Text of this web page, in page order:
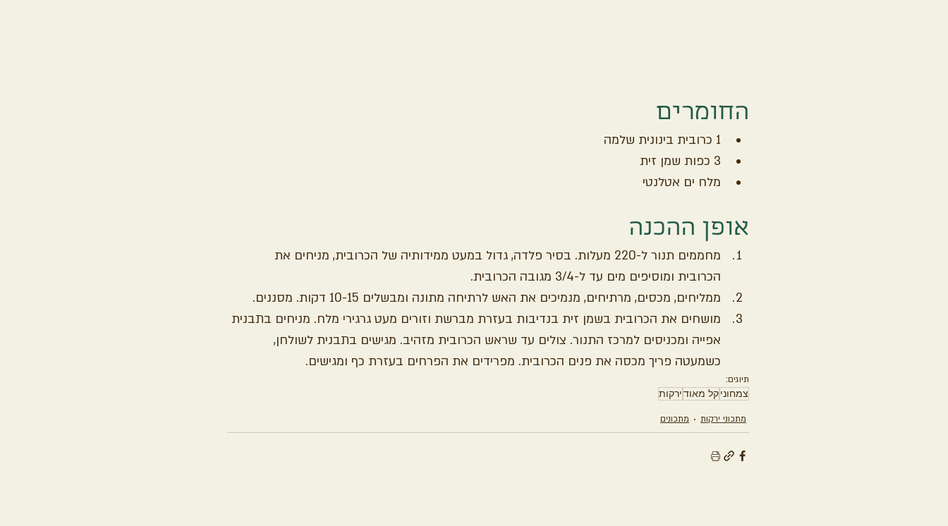
החומרים
1 כרובית בינונית שלמה
3 כפות שמן זית
מלח ים אטלנטי
אופן ההכנה
מחממים תנור ל-220 מעלות. בסיר פלדה, גדול במעט ממידותיה של הכרובית, מניחים את
הכרובית ומוסיפים מים עד ל-3/4 מגובה הכרובית.
ממליחים, מכסים, מרתיחים, מנמיכים את האש לרתיחה מתונה ומבשלים 10-15 דקות. מסננים.
מושחים את הכרובית בשמן זית בנדיבות בעזרת מברשת וזורים מעט גרגירי מלח. מניחים בתבנית
אפייה ומכניסים למרכז התנור. צולים עד שראש הכרובית מזהיב. מגישים בתבנית לשולחן,
כשמעטה פריך מכסה את פנים הכרובית. מפרידים את הפרחים בעזרת כף ומגישים.
תיוגים:
צמחוניקל מאודירקות
מתכוני ירקות מתכונים